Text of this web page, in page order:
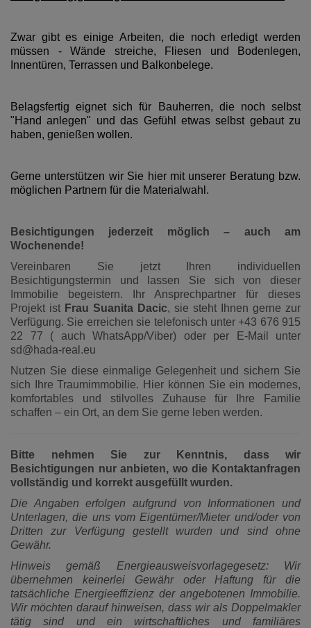
Zwar gibt es einige Arbeiten, die noch erledigt werden
müssen - Wände streiche, Fliesen und Bodenlegen,
Innentüren, Terrassen und Balkonbelege.
Belagsfertig eignet sich für Bauherren, die noch selbst
"Hand anlegen" und das Gefühl etwas selbst gebaut zu
haben, genießen wollen.
Gerne unterstützen wir Sie hier mit unserer Beratung bzw.
möglichen Partnern für die Materialwahl.
Besichtigungen jederzeit möglich – auch am
Wochenende!
Vereinbaren Sie jetzt Ihren individuellen
Besichtigungstermin und lassen Sie sich von dieser
Immobilie begeistern. Ihr Ansprechpartner für dieses
Projekt ist Frau Suanita Dacic, sie steht Ihnen gerne zur
Verfügung. Sie erreichen sie telefonisch unter +43 676 915
22 77 ( auch WhatsApp/Viber) oder per E-Mail unter
sd@hada-real.eu
Nutzen Sie diese einmalige Gelegenheit und sichern Sie
sich Ihre Traumimmobilie. Hier können Sie ein modernes,
komfortables und stilvolles Zuhause für Ihre Familie
schaffen – ein Ort, an dem Sie gerne leben werden.
Bitte nehmen Sie zur Kenntnis, dass wir
Besichtigungen nur anbieten, wo die Kontaktanfragen
vollständig und korrekt ausgefüllt wurden.
Die Angaben erfolgen aufgrund von Informationen und
Unterlagen, die uns vom Eigentümer/Mieter und/oder von
Dritten zur Verfügung gestellt wurden und sind ohne
Gewähr.
Hinweis gemäß Energieausweisvorlagegesetz: Wir
übernehmen keinerlei Gewähr oder Haftung für die
tatsächliche Energieeffizienz der angebotenen Immobilie.
Wir möchten darauf hinweisen, dass wir als Doppelmakler
tätig sind und ein wirtschaftliches und familiäres